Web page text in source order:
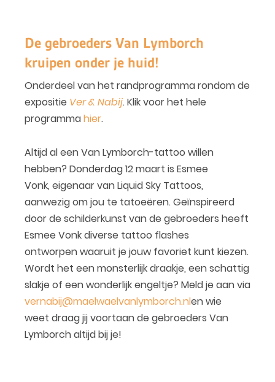
De gebroeders Van Lymborch
kruipen onder je huid!
Onderdeel van het randprogramma rondom de
expositie Ver & Nabij. Klik voor het hele
programmahier.
Altijd al een Van Lymborch-tattoo willen
hebben? Donderdag 12 maart is Esmee
Vonk, eigenaar van Liquid Sky Tattoos,
aanwezig om jou te tatoeëren. Geïnspireerd
door de schilderkunst van de gebroeders heeft
Esmee Vonk diverse tattoo flashes
ontworpen waaruit je jouw favoriet kunt kiezen.
Wordt het een monsterlijk draakje, een schattig
slakje of een wonderlijk engeltje? Meld je aan via
vernabij@maelwaelvanlymborch.nlen wie
weet draag jij voortaan de gebroeders Van
Lymborch altijd bij je!